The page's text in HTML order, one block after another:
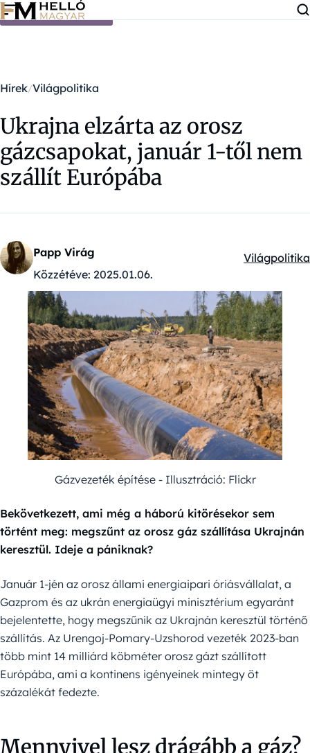
Ugrás a tartalomra
Hírek Világpolitika
Ukrajna elzárta az orosz
gázcsapokat, január 1-től nem
szállít Európába
Papp Virág
Közzétéve: 2025.01.06.
Kategóriák:
Világpolitika
Gázvezeték építése - Illusztráció: Flickr
Bekövetkezett, ami még a háború kitörésekor sem
történt meg: megszűnt az orosz gáz szállítása Ukrajnán
keresztül. Ideje a pániknak?
Január 1-jén az orosz állami energiaipari óriásvállalat, a
Gazprom és az ukrán energiaügyi minisztérium egyaránt
bejelentette, hogy megszűnik az Ukrajnán keresztül történő
szállítás. Az Urengoj-Pomary-Uzshorod vezeték 2023-ban
több mint 14 milliárd köbméter orosz gázt szállított
Európába, ami a kontinens igényeinek mintegy öt
százalékát fedezte.
Mennyivel lesz drágább a gáz?